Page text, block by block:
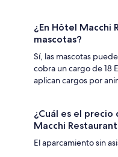
¿En Hôtel Macchi
mascotas?
Sí, las mascotas
cobra un cargo de 18
aplican cargos por
¿Cuál es el
Macchi
El aparcamiento sin